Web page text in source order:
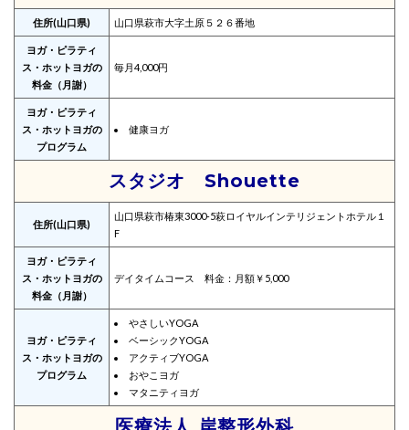
住所(山口県) 山口県萩市大字土原５２６番地
ヨガ・ピラティ
ス・ホットヨガの
料金（月謝）
毎月4,000円
ヨガ・ピラティ
ス・ホットヨガの
プログラム
健康ヨガ
スタジオ Shouette
住所(山口県)
山口県萩市椿東3000‐5萩ロイヤルインテリジェントホテル１
F
ヨガ・ピラティ
ス・ホットヨガの
料金（月謝）
デイタイムコース 料金：月額￥5,000
ヨガ・ピラティ
ス・ホットヨガの
プログラム
やさしいYOGA
ベーシックYOGA
アクティブYOGA
おやこヨガ
マタニティヨガ